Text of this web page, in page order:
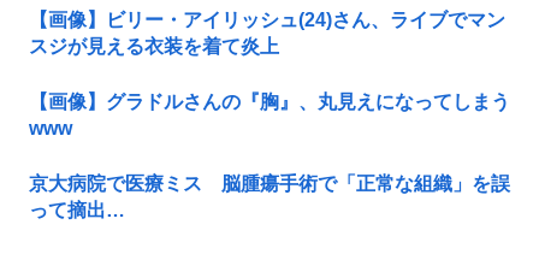
【画像】ビリー・アイリッシュ(24)さん、ライブでマン
スジが見える衣装を着て炎上
【画像】グラドルさんの『胸』、丸見えになってしまう
www
京大病院で医療ミス 脳腫瘍手術で「正常な組織」を誤
って摘出…